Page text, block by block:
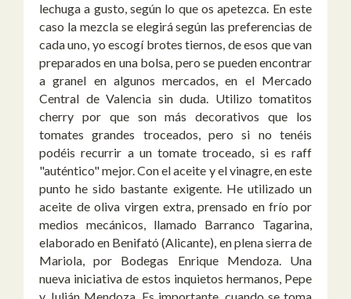
lechuga a gusto, según lo que os apetezca. En este
caso la mezcla se elegirá según las preferencias de
cada uno, yo escogí brotes tiernos, de esos que van
preparados en una bolsa, pero se pueden encontrar
a granel en algunos mercados, en el Mercado
Central de Valencia sin duda. Utilizo tomatitos
cherry por que son más decorativos que los
tomates grandes troceados, pero si no tenéis
podéis recurrir a un tomate troceado, si es raff
"auténtico" mejor. Con el aceite y el vinagre, en este
punto he sido bastante exigente. He utilizado un
aceite de oliva virgen extra, prensado en frío por
medios mecánicos, llamado Barranco Tagarina,
elaborado en Benifató (Alicante), en plena sierra de
Mariola, por Bodegas Enrique Mendoza. Una
nueva iniciativa de estos inquietos hermanos, Pepe